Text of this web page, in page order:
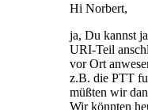
Hi Norbert,
ja, Du kannst
URI-Teil
vor Ort
z.B. die PTT
müßten wir
Wir könnten